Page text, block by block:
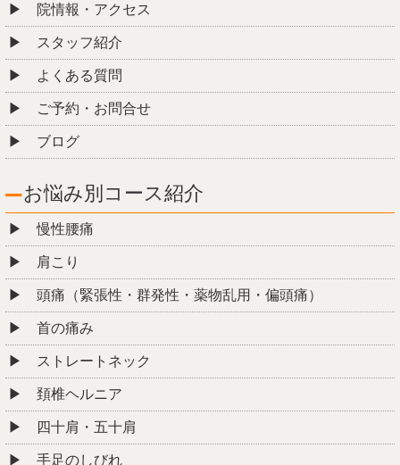
院情報・アクセス
スタッフ紹介
よくある質問
ご予約・お問合せ
ブログ
お悩み別コース紹介
慢性腰痛
肩こり
頭痛（緊張性・群発性・薬物乱用・偏頭痛）
首の痛み
ストレートネック
頚椎ヘルニア
四十肩・五十肩
手足のしびれ